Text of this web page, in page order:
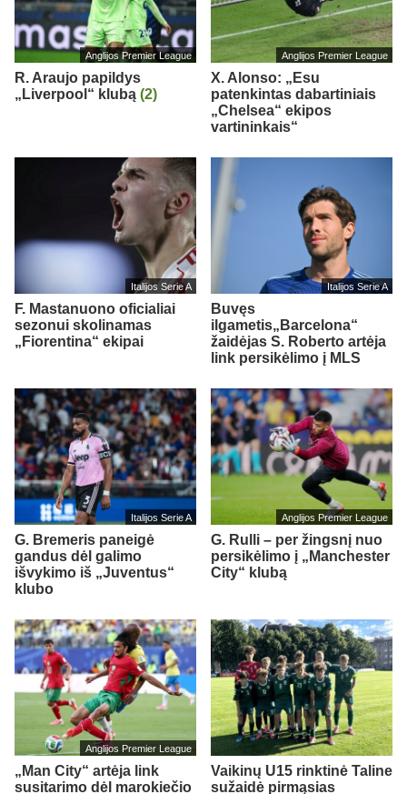
Anglijos Premier League
R. Araujo papildys
„Liverpool“ klubą (2)
Anglijos Premier League
X. Alonso: „Esu
patenkintas dabartiniais
„Chelsea“ ekipos
vartininkais“
Italijos Serie A
F. Mastanuono oficialiai
sezonui skolinamas
„Fiorentina“ ekipai
Italijos Serie A
Buvęs
ilgametis„Barcelona“
žaidėjas S. Roberto artėja
link persikėlimo į MLS
Italijos Serie A
G. Bremeris paneigė
gandus dėl galimo
išvykimo iš „Juventus“
klubo
Anglijos Premier League
G. Rulli – per žingsnį nuo
persikėlimo į „Manchester
City“ klubą
Anglijos Premier League
„Man City“ artėja link
susitarimo dėl marokiečio
Vaikinų U15 rinktinė Taline
sužaidė pirmąsias